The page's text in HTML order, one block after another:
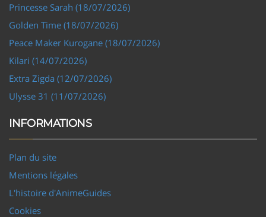
Princesse Sarah (18/07/2026)
Golden Time (18/07/2026)
Peace Maker Kurogane (18/07/2026)
Kilari (14/07/2026)
Extra Zigda (12/07/2026)
Ulysse 31 (11/07/2026)
INFORMATIONS
Plan du site
Mentions légales
L'histoire d'AnimeGuides
Cookies